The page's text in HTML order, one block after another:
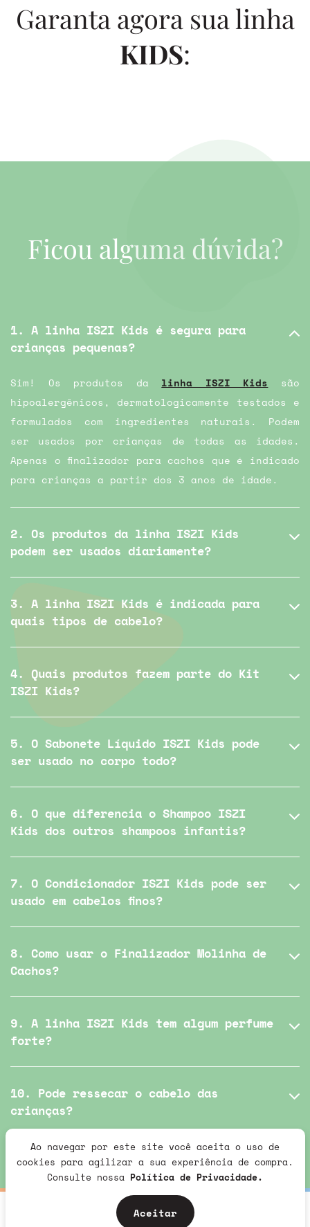
Ao navegar por este site você aceita o uso de
cookies para agilizar a sua experiência de compra.
Consulte nossa Política de Privacidade.
Aceitar
Garanta agora sua linha
KIDS:
Ficou alguma dúvida?
1. A linha ISZI Kids é segura para
crianças pequenas?
Sim! Os produtos da linha ISZI Kids são
hipoalergênicos, dermatologicamente testados e
formulados com ingredientes naturais. Podem
ser usados por crianças de todas as idades.
Apenas o finalizador para cachos que é indicado
para crianças a partir dos 3 anos de idade.
2. Os produtos da linha ISZI Kids
podem ser usados diariamente?
3. A linha ISZI Kids é indicada para
quais tipos de cabelo?
4. Quais produtos fazem parte do Kit
ISZI Kids?
5. O Sabonete Líquido ISZI Kids pode
ser usado no corpo todo?
6. O que diferencia o Shampoo ISZI
Kids dos outros shampoos infantis?
7. O Condicionador ISZI Kids pode ser
usado em cabelos finos?
8. Como usar o Finalizador Molinha de
Cachos?
9. A linha ISZI Kids tem algum perfume
forte?
10. Pode ressecar o cabelo das
crianças?